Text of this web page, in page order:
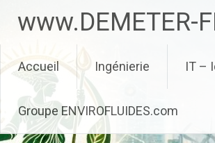
contenu
www.DEMETER-
Accueil Ingénierie IT –
Groupe ENVIROFLUIDES.com